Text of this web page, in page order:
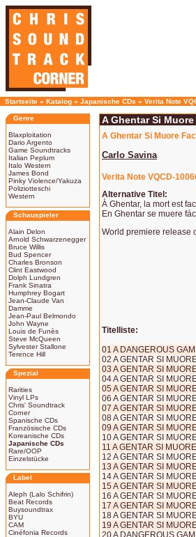
Startseite » Katalog » Japanische CDs » Verita Note
Genre
Blaxploitation
Dario Argento
Game Soundtracks
Italian Peplum
Italo Western
James Bond
Pinky Violence/Yakuza
Poliziotteschi
Western
Schauspieler
Alain Delon
Arnold Schwarzenegger
Bruce Willis
Bud Spencer
Charles Bronson
Clint Eastwood
Dolph Lundgren
Frank Sinatra
Humphrey Bogart
Jean-Claude Van
Damme
Jean-Paul Belmondo
John Wayne
Louis de Funès
Steve McQueen
Sylvester Stallone
Terence Hill
Spezial
Rarities
Vinyl LPs
Chris' Soundtrack
Corner
Spanische CDs
Französische CDs
Koreanische CDs
Japanische CDs
Rare/OOP
Einzelstücke
Label
Aleph (Lalo Schifrin)
Beat Records
Buysoundtrax
BYU
CAM
Cinéfonia Records
A Ghentar Si
A Ghentar Si Muore
Carlo Savina
Verita Note VQCD-
Alternative Titel:
À Ghentar, la mort est
En Ghentar se muere
World premiere release
Titelliste:
01 A DANGEROUS
02 A GENTAR SI
03 A GENTAR SI
04 A GENTAR SI
05 A GENTAR SI
06 A GENTAR SI
07 A GENTAR SI
08 A GENTAR SI
09 A GENTAR SI
10 A GENTAR SI
11 A GENTAR SI
12 A GENTAR SI
13 A GENTAR SI
14 A GENTAR SI
15 A GENTAR SI
16 A GENTAR SI
17 A GENTAR SI
18 A GENTAR SI
19 A GENTAR SI
20 A DANGEROUS